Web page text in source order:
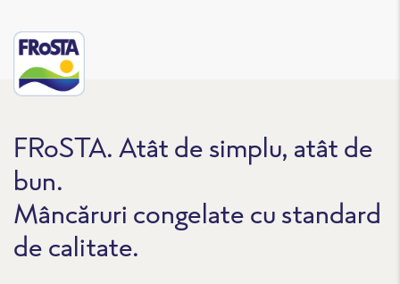
FRoSTA. Atât de simplu, atât de
bun.
Mâncăruri congelate cu standard
de calitate.